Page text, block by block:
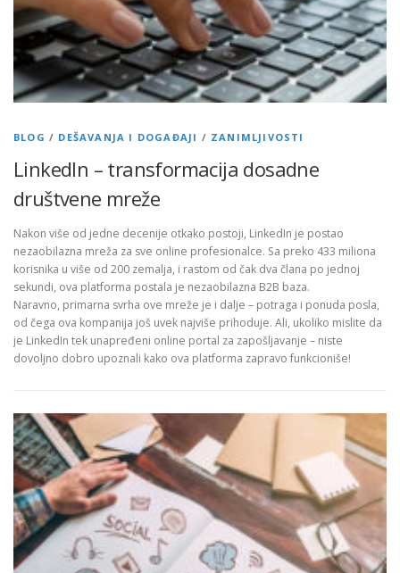
BLOG / DEŠAVANJA I DOGAĐAJI / ZANIMLJIVOSTI
LinkedIn – transformacija dosadne
društvene mreže
Nakon više od jedne decenije otkako postoji, LinkedIn je postao
nezaobilazna mreža za sve online profesionalce. Sa preko 433 miliona
korisnika u više od 200 zemalja, i rastom od čak dva člana po jednoj
sekundi, ova platforma postala je nezaobilazna B2B baza.
Naravno, primarna svrha ove mreže je i dalje – potraga i ponuda posla,
od čega ova kompanija još uvek najviše prihoduje. Ali, ukoliko mislite da
je LinkedIn tek unapređeni online portal za zapošljavanje – niste
dovoljno dobro upoznali kako ova platforma zapravo funkcioniše!